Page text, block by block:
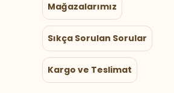
Mağazalarımız
Sıkça Sorulan Sorular
Kargo ve Teslimat